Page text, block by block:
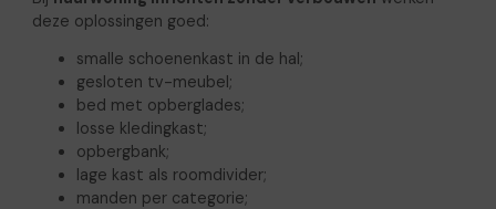
deze oplossingen goed:
smalle schoenenkast in de hal;
gesloten tv-meubel;
bed met opberglades;
losse kledingkast;
opbergbank;
lage kast als roomdivider;
manden per categorie;